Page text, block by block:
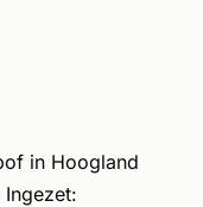
in Hoogland